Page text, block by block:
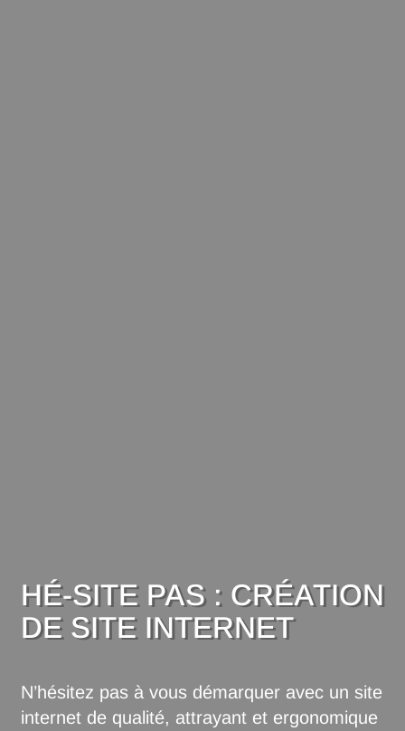
HÉ-SITE PAS : CRÉATION
DE SITE INTERNET
N’hésitez pas à vous démarquer avec un site
internet de qualité, attrayant et ergonomique